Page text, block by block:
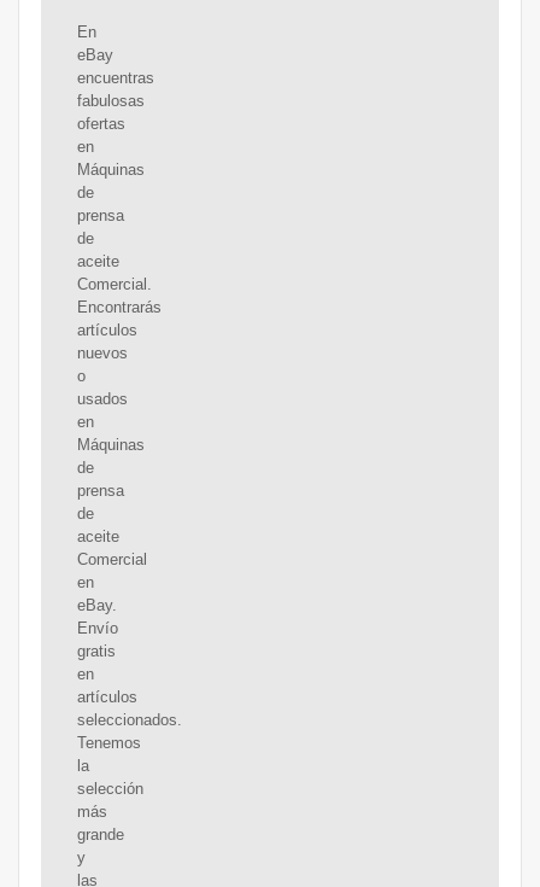
En
eBay
encuentras
fabulosas
ofertas
en
Máquinas
de
prensa
de
aceite
Comercial.
Encontrarás
artículos
nuevos
o
usados
en
Máquinas
de
prensa
de
aceite
Comercial
en
eBay.
Envío
gratis
en
artículos
seleccionados.
Tenemos
la
selección
más
grande
y
las